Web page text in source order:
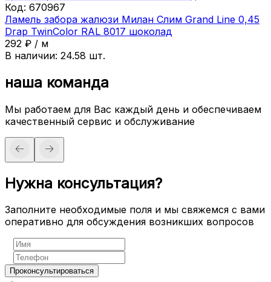
Код: 670967
Ламель забора жалюзи Милан Слим Grand Line 0,45
Drap TwinColor RAL 8017 шоколад
292 ₽ / м
В наличии: 24.58 шт.
наша команда
Мы работаем для Вас каждый день и обеспечиваем
качественный сервис и обслуживание
Нужна консультация?
Заполните необходимые поля и мы свяжемся с вами
оперативно для обсуждения возникших вопросов
Проконсультироваться